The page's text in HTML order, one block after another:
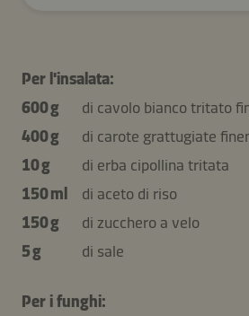
Per l'insalata:
600 g
di cavolo bianco tritato
400 g
di carote grattugiate
10 g
di erba cipollina tritata
150 ml
di aceto di riso
150 g
di zucchero a velo
5 g
di sale
Per i funghi: